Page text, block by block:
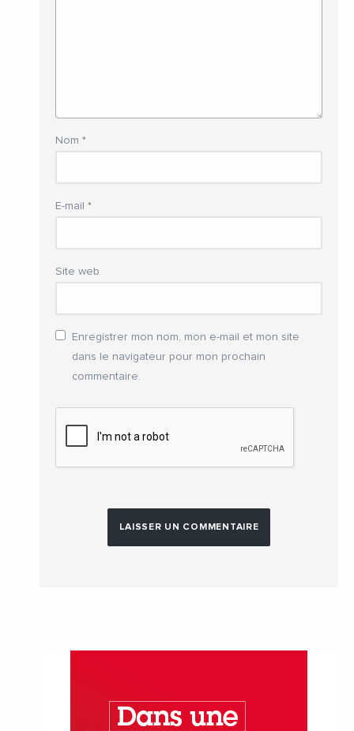
Nom *
E-mail *
Site web
Enregistrer mon nom, mon e-mail et mon site
dans le navigateur pour mon prochain
commentaire.